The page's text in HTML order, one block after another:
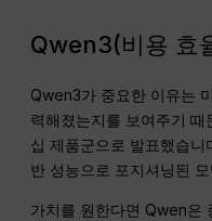
Qwen3(비용 효
Qwen3가 중요한 이유는
력해졌는지를 보여주기
십 제품군으로 발표했습니
반 성능으로 포지셔닝된
가치를 원한다면 Qwen은